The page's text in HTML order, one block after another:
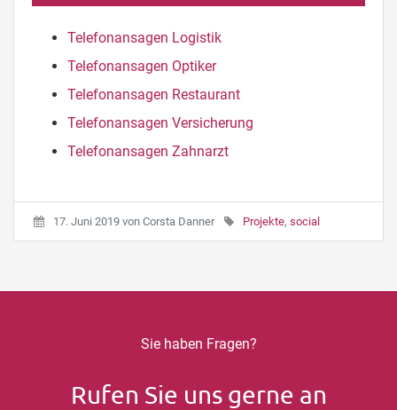
Telefonansagen Logistik
Telefonansagen Optiker
Telefonansagen Restaurant
Telefonansagen Versicherung
Telefonansagen Zahnarzt
17. Juni 2019 von Corsta Danner Projekte, social
Sie haben Fragen?
Rufen Sie uns gerne an